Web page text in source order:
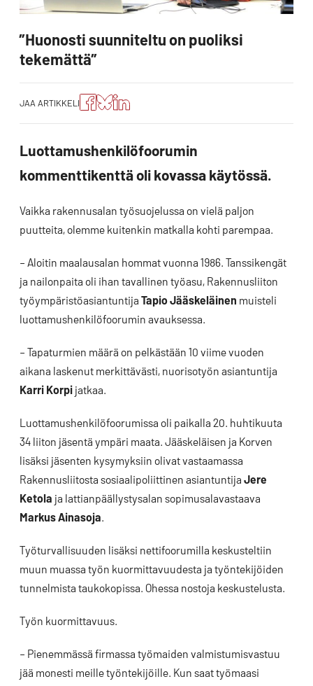
”Huonosti suunniteltu on puoliksi
tekemättä”
JAA ARTIKKELI
Jaa
artikkeli
Facebookissa
Jaa
artikkeli
Blueskyssa
Jako:
Jaa
artikkeli
Luottamushenkilöfoorumin
kommenttikenttä oli kovassa käytössä.
Vaikka rakennusalan työsuojelussa on vielä paljon
puutteita, olemme kuitenkin matkalla kohti parempaa.
– Aloitin maalausalan hommat vuonna 1986. Tanssikengät
ja nailonpaita oli ihan tavallinen työasu, Rakennusliiton
työympäristöasiantuntija Tapio Jääskeläinen muisteli
luottamushenkilöfoorumin avauksessa.
– Tapaturmien määrä on pelkästään 10 viime vuoden
aikana laskenut merkittävästi, nuorisotyön asiantuntija
Karri Korpi jatkaa.
Luottamushenkilöfoorumissa oli paikalla 20. huhtikuuta
34 liiton jäsentä ympäri maata. Jääskeläisen ja Korven
lisäksi jäsenten kysymyksiin olivat vastaamassa
Rakennusliitosta sosiaalipoliittinen asiantuntija Jere
Ketola ja lattianpäällystysalan sopimusalavastaava
Markus Ainasoja.
Työturvallisuuden lisäksi nettifoorumilla keskusteltiin
muun muassa työn kuormittavuudesta ja työntekijöiden
tunnelmista taukokopissa. Ohessa nostoja keskustelusta.
Työn kuormittavuus.
– Pienemmässä firmassa työmaiden valmistumisvastuu
jää monesti meille työntekijöille. Kun saat työmaasi